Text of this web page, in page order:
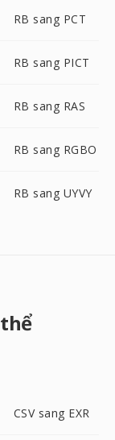
RB sang PCT
RB sang PICT
RB sang RAS
RB sang RGBO
RB sang UYVY
CSV sang EXR